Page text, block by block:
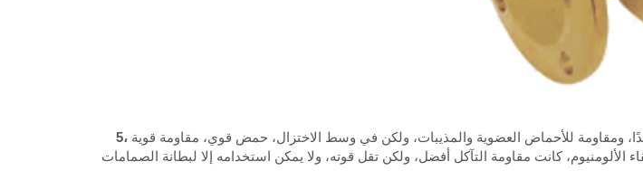
ومقاومة للأحماض العضوية والمذيبات، ولكن في وسط الاختزال، حمض قوي، مقاومة قوية